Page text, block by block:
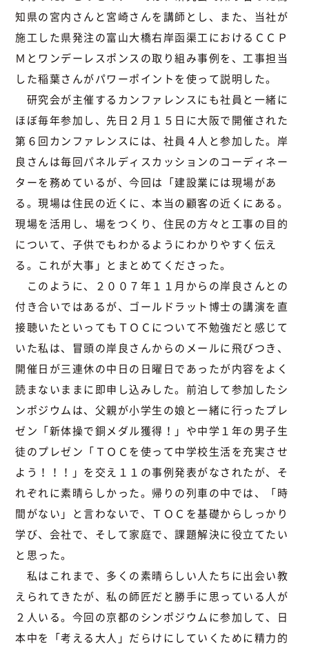
知県の宮内さんと宮崎さんを講師とし、また、当社が
施工した県発注の富山大橋右岸函渠工におけるＣＣＰ
Ｍとワンデーレスポンスの取り組み事例を、工事担当
した稲葉さんがパワーポイントを使って説明した。
研究会が主催するカンファレンスにも社員と一緒に
ほぼ毎年参加し、先日２月１５日に大阪で開催された
第６回カンファレンスには、社員４人と参加した。岸
良さんは毎回パネルディスカッションのコーディネー
ターを務めているが、今回は「建設業には現場があ
る。現場は住民の近くに、本当の顧客の近くにある。
現場を活用し、場をつくり、住民の方々と工事の目的
について、子供でもわかるようにわかりやすく伝え
る。これが大事」とまとめてくださった。
このように、２００７年１１月からの岸良さんとの
付き合いではあるが、ゴールドラット博士の講演を直
接聴いたといってもＴＯＣについて不勉強だと感じて
いた私は、冒頭の岸良さんからのメールに飛びつき、
開催日が三連休の中日の日曜日であったが内容をよく
読まないままに即申し込みした。前泊して参加したシ
ンポジウムは、父親が小学生の娘と一緒に行ったプレ
ゼン「新体操で銅メダル獲得！」や中学１年の男子生
徒のプレゼン「ＴＯＣを使って中学校生活を充実させ
よう！！！」を交え１１の事例発表がなされたが、そ
れぞれに素晴らしかった。帰りの列車の中では、「時
間がない」と言わないで、ＴＯＣを基礎からしっかり
学び、会社で、そして家庭で、課題解決に役立てたい
と思った。
私はこれまで、多くの素晴らしい人たちに出会い教
えられてきたが、私の師匠だと勝手に思っている人が
２人いる。今回の京都のシンポジウムに参加して、日
本中を「考える大人」だらけにしていくために精力的